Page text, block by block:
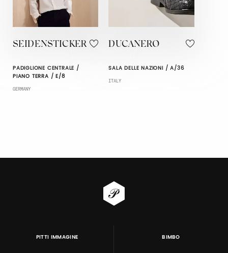
SEIDENSTICKER
PADIGLIONE CENTRALE /
PIANO TERRA / E/8
GERMANY
DUCANERO
SALA DELLE NAZIONI / A/36
ITALY
PITTI IMMAGINE BIMBO